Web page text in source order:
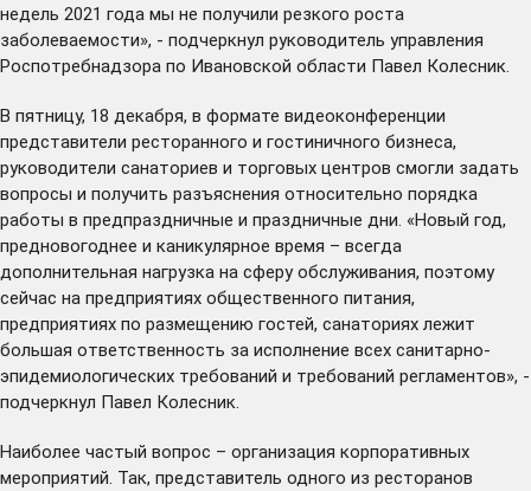
недель 2021 года мы не получили резкого роста
заболеваемости», - подчеркнул руководитель управления
Роспотребнадзора по Ивановской области Павел Колесник.
В пятницу, 18 декабря, в формате видеоконференции
представители ресторанного и гостиничного бизнеса,
руководители санаториев и торговых центров смогли задать
вопросы и получить разъяснения относительно порядка
работы в предпраздничные и праздничные дни. «Новый год,
предновогоднее и каникулярное время – всегда
дополнительная нагрузка на сферу обслуживания, поэтому
сейчас на предприятиях общественного питания,
предприятиях по размещению гостей, санаториях лежит
большая ответственность за исполнение всех санитарно-
эпидемиологических требований и требований регламентов», -
подчеркнул Павел Колесник.
Наиболее частый вопрос – организация корпоративных
мероприятий. Так, представитель одного из ресторанов